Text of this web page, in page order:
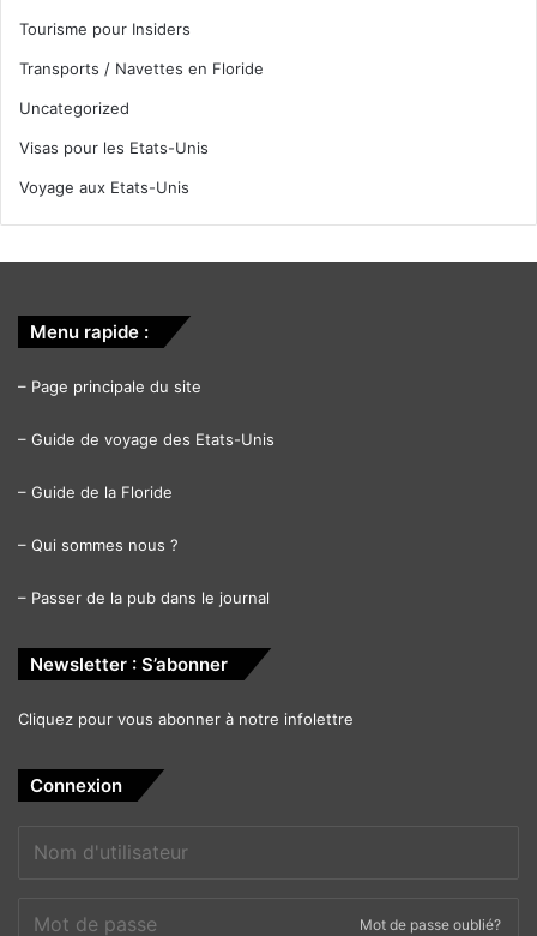
Tourisme pour Insiders
Transports / Navettes en Floride
Uncategorized
Visas pour les Etats-Unis
Voyage aux Etats-Unis
Menu rapide :
– Page principale du site
– Guide de voyage des Etats-Unis
– Guide de la Floride
– Qui sommes nous ?
– Passer de la pub dans le journal
Newsletter : S’abonner
Cliquez pour vous abonner à notre infolettre
Connexion
Mot de passe oublié?